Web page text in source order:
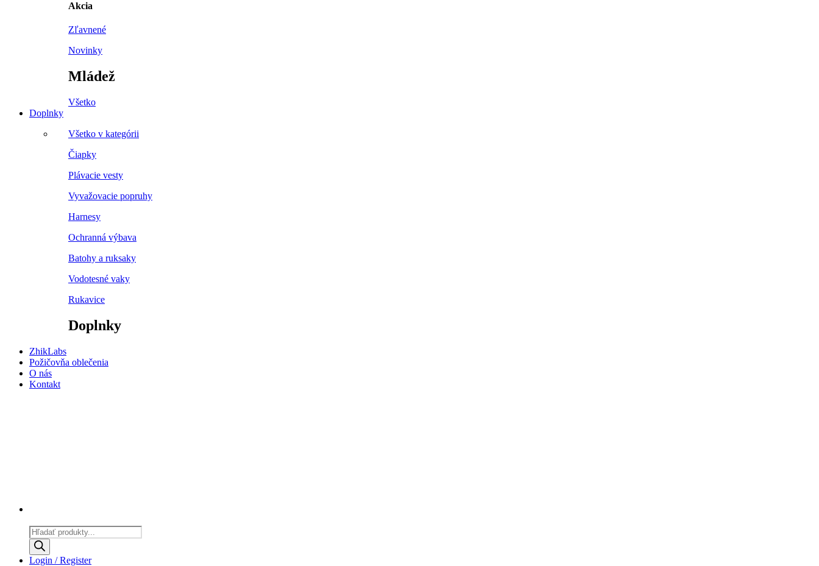
Akcia
Zľavnené
Novinky
Mládež
Všetko
Doplnky
Všetko v kategórii
Čiapky
Plávacie vesty
Vyvažovacie popruhy
Harnesy
Ochranná výbava
Batohy a ruksaky
Vodotesné vaky
Rukavice
Doplnky
ZhikLabs
Požičovňa oblečenia
O nás
Kontakt
Products
search
Login / Register